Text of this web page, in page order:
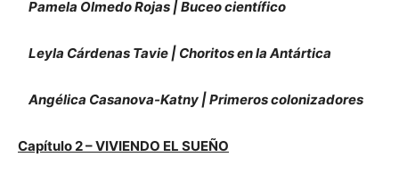
Pamela Olmedo Rojas | Buceo científico
Leyla Cárdenas Tavie | Choritos en la Antártica
Angélica Casanova-Katny | Primeros colonizadores
Capítulo 2 – VIVIENDO EL SUEÑO